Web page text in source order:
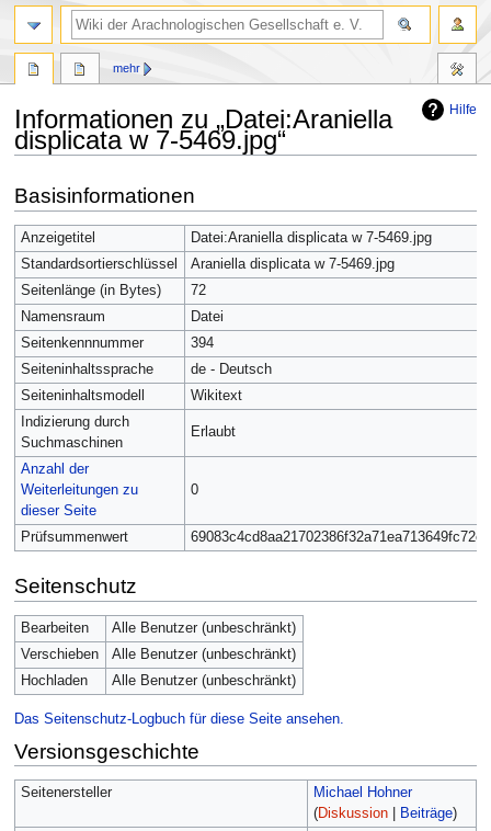
Hilfe
Informationen zu „Datei:Araniella
displicata w 7-5469.jpg“
Navigation
springen
Suche
springen
Basisinformationen
Anzeigetitel
Datei:Araniella displicata w 7-5469.jpg
Standardsortierschlüssel
Araniella displicata w 7-5469.jpg
Seitenlänge (in Bytes)
72
Namensraum
Datei
Seitenkennnummer
394
Seiteninhaltssprache
de - Deutsch
Seiteninhaltsmodell
Wikitext
Indizierung durch
Suchmaschinen
Erlaubt
Anzahl der
Weiterleitungen zu
dieser Seite
0
Prüfsummenwert 69083c4cd8aa21702386f32a71ea713649fc72e3
Seitenschutz
Bearbeiten
Alle Benutzer (unbeschränkt)
Verschieben
Alle Benutzer (unbeschränkt)
Hochladen
Alle Benutzer (unbeschränkt)
Das Seitenschutz-Logbuch für diese Seite ansehen.
Versionsgeschichte
Seitenersteller
Michael Hohner
(Diskussion| Beiträge)
mehr